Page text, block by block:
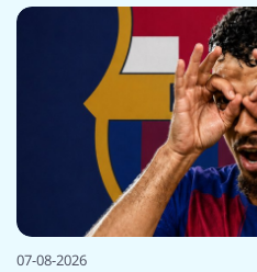
07-08-2026